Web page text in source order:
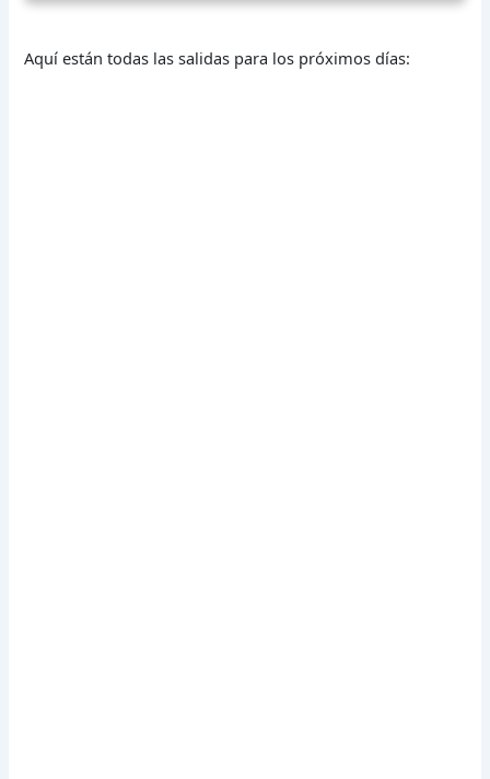
Aquí están todas las salidas para los próximos días: